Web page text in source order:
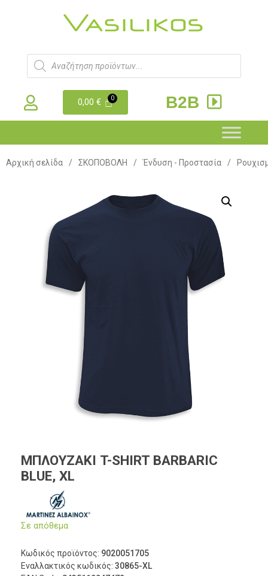
0,00€ B2B
Αρχική σελίδα / ΣΚΟΠΟΒΟΛΗ / Ένδυση - Προστασία /
ΜΠΛΟΥΖΑΚΙ T-SHIRT BARBARIC
BLUE, XL
Σε απόθεμα
Κωδικός προϊόντος: 9020051705
Εναλλακτικός κωδικός: 30865-XL